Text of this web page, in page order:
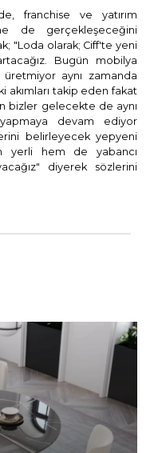
franchise ve yatırım
de gerçekleşeceğini
"Loda olarak; Ciff'te yeni
Bugün mobilya
aynı zamanda
akımları takip eden fakat
bizler gelecekte de aynı
yapmaya devam ediyor
belirleyecek yepyeni
yerli hem de yabancı
diyerek sözlerini